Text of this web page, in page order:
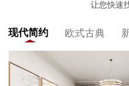
让您快速
现代简约 欧式古典